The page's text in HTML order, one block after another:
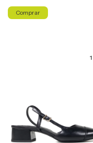
Comprar
1